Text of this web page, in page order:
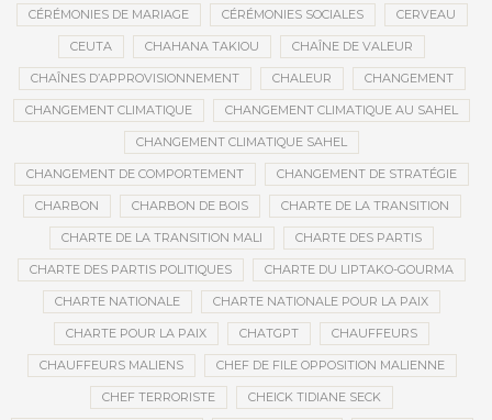
CÉRÉMONIES DE MARIAGE CÉRÉMONIES SOCIALES CERVEAU
CEUTA CHAHANA TAKIOU CHAÎNE DE VALEUR
CHAÎNES D’APPROVISIONNEMENT CHALEUR CHANGEMENT
CHANGEMENT CLIMATIQUE CHANGEMENT CLIMATIQUE AU SAHEL
CHANGEMENT CLIMATIQUE SAHEL
CHANGEMENT DE COMPORTEMENT CHANGEMENT DE STRATÉGIE
CHARBON CHARBON DE BOIS CHARTE DE LA TRANSITION
CHARTE DE LA TRANSITION MALI CHARTE DES PARTIS
CHARTE DES PARTIS POLITIQUES CHARTE DU LIPTAKO-GOURMA
CHARTE NATIONALE CHARTE NATIONALE POUR LA PAIX
CHARTE POUR LA PAIX CHATGPT CHAUFFEURS
CHAUFFEURS MALIENS CHEF DE FILE OPPOSITION MALIENNE
CHEF TERRORISTE CHEICK TIDIANE SECK